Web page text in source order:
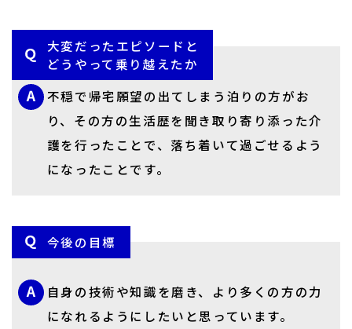
大変だったエピソードと
どうやって乗り越えたか
不穏で帰宅願望の出てしまう泊りの方がお
り、その方の生活歴を聞き取り寄り添った介
護を行ったことで、落ち着いて過ごせるよう
になったことです。
今後の目標
自身の技術や知識を磨き、より多くの方の力
になれるようにしたいと思っています。